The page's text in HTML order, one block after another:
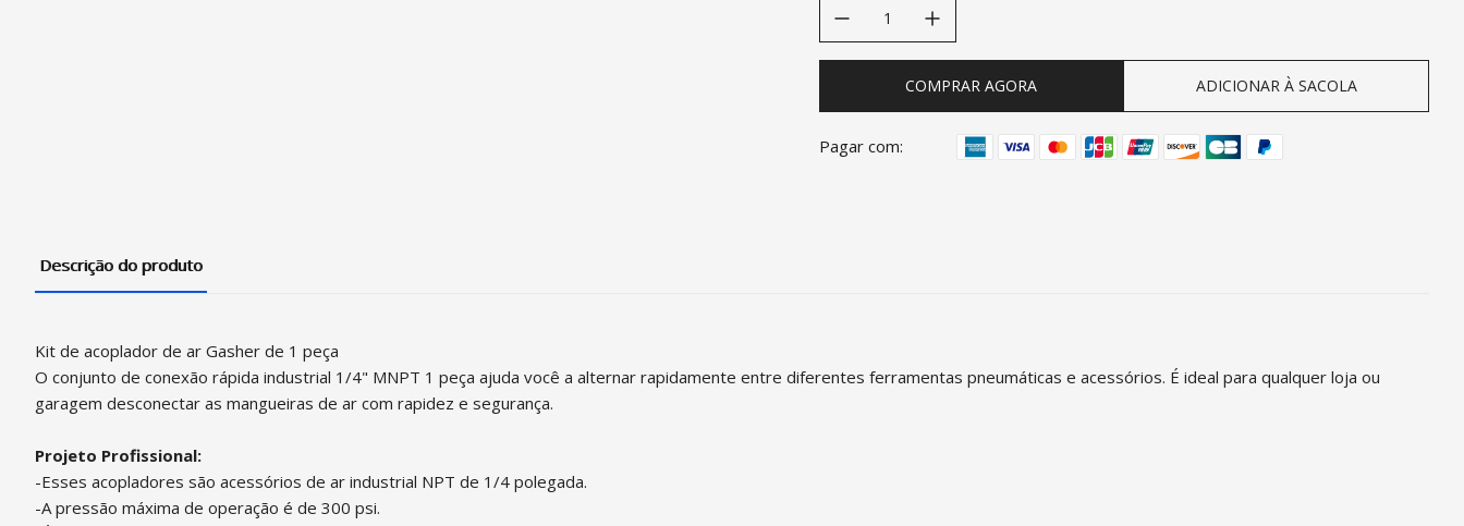
COMPRAR AGORA ADICIONAR À SACOLA
Pagar com:
Descrição do produto
Kit de acoplador de ar Gasher de 1 peça
O conjunto de conexão rápida industrial 1/4" MNPT 1 peça ajuda você a alternar rapidamente entre diferentes ferramentas pneumáticas e acessórios. É ideal para qualquer loja ou
garagem desconectar as mangueiras de ar com rapidez e segurança.
Projeto Profissional:
-Esses acopladores são acessórios de ar industrial NPT de 1/4 polegada.
-A pressão máxima de operação é de 300 psi.